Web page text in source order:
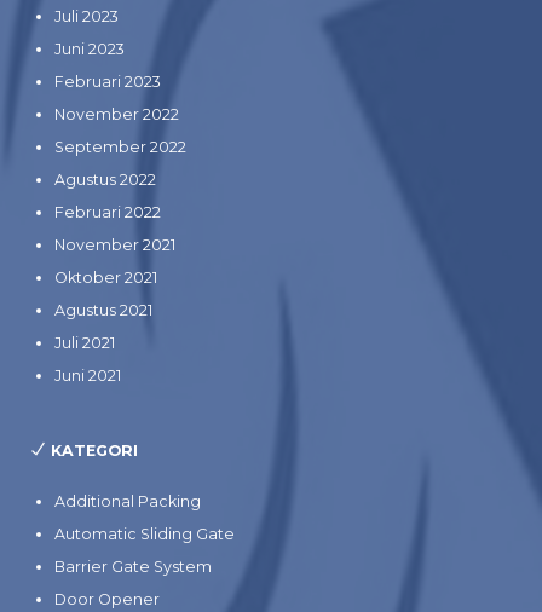
Juli 2023
Juni 2023
Februari 2023
November 2022
September 2022
Agustus 2022
Februari 2022
November 2021
Oktober 2021
Agustus 2021
Juli 2021
Juni 2021
KATEGORI
Additional Packing
Automatic Sliding Gate
Barrier Gate System
Door Opener